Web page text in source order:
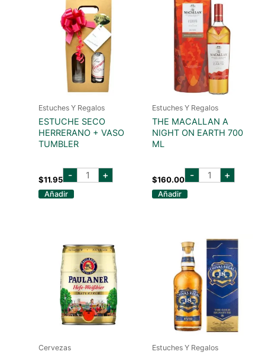
Estuches Y Regalos
ESTUCHE SECO
HERRERANO + VASO
TUMBLER
$11.95 - ESTUCHE
SECO +
Añadir
Estuches Y Regalos
THE MACALLAN A
NIGHT ON EARTH 700
ML
$160.00 - the
macallan
cantidad
+
Añadir
Cervezas Estuches Y Regalos